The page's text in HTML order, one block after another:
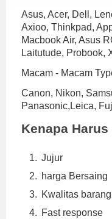
Asus, Acer, Dell,
Axioo, Thinkpad,
Macbook Air, Asus
Laitutude, Probook,
Macam - Macam
Canon, Nikon,
Panasonic,Leica,
Kenapa
Jujur
harga Bersaing
Kwalitas
Fast response